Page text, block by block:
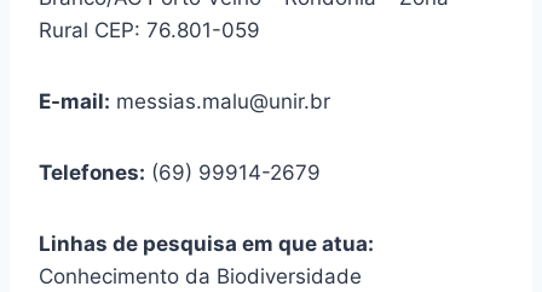
Rural CEP: 76.801-059
E-mail: messias.malu@unir.br
Telefones: (69) 99914-2679
Linhas de pesquisa em que atua:
Conhecimento da Biodiversidade